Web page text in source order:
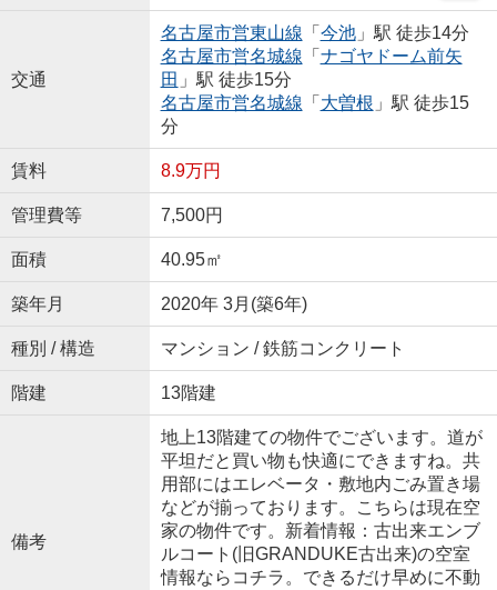
交通
名古屋市営東山線 「 今池」駅 徒歩14分
名古屋市営名城線 「 ナゴヤドーム前矢
田 」駅 徒歩15分
名古屋市営名城線 「 大曽根 」駅 徒歩15
分
賃料 8.9万円
管理費等 7,500円
面積 40.95㎡
築年月 2020年 3月(築6年)
種別 / 構造 マンション / 鉄筋コンクリート
階建 13階建
備考
地上13階建ての物件でございます。道が
平坦だと買い物も快適にできますね。共
用部にはエレベータ・敷地内ごみ置き場
などが揃っております。こちらは現在空
家の物件です。新着情報：古出来エンブ
ルコート(旧GRANDUKE古出来)の空室
情報ならコチラ。できるだけ早めに不動